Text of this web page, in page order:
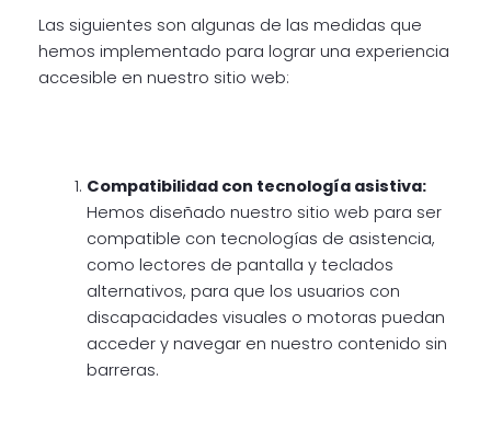
Las siguientes son algunas de las medidas que
hemos implementado para lograr una experiencia
accesible en nuestro sitio web:
Compatibilidad con tecnología asistiva:
Hemos diseñado nuestro sitio web para ser
compatible con tecnologías de asistencia,
como lectores de pantalla y teclados
alternativos, para que los usuarios con
discapacidades visuales o motoras puedan
acceder y navegar en nuestro contenido sin
barreras.